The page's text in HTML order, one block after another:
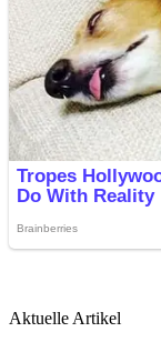
Aktuelle Artikel